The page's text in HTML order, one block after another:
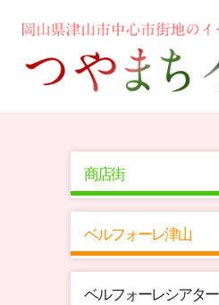
商店街
ベルフォーレ津山
ベルフォーレシアター